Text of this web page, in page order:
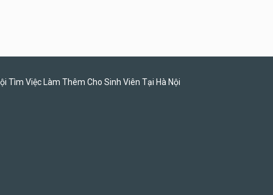
TRÀ SỮA THÁI LAN
Tìm Việc Làm Thêm Cho Sinh Viên Tại Hà Nội